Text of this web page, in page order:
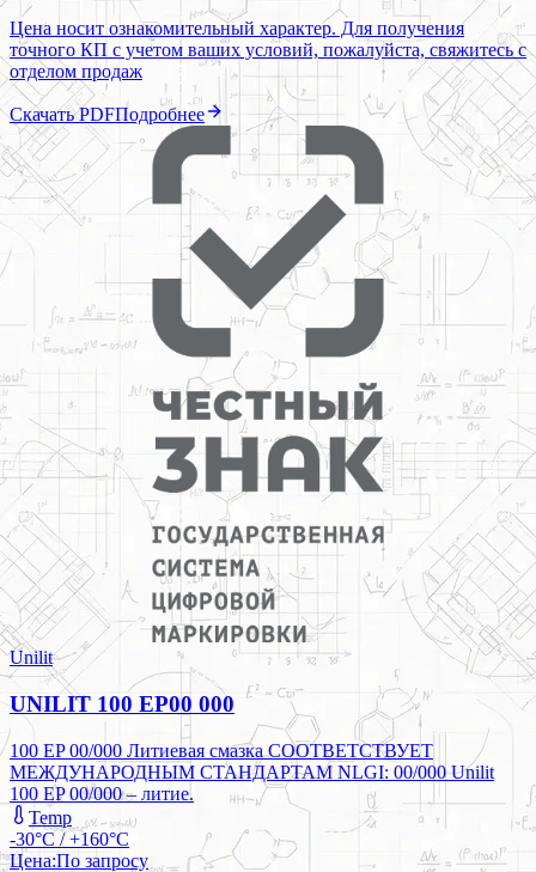
Цена носит ознакомительный характер. Для получения
точного КП с учетом ваших условий, пожалуйста, свяжитесь с
отделом продаж
Скачать PDFПодробнее
Unilit
UNILIT 100 EP00 000
100 EP 00/000 Литиевая смазка СООТВЕТСТВУЕТ
МЕЖДУНАРОДНЫМ СТАНДАРТАМ NLGI: 00/000 Unilit
100 EP 00/000 – литие.
Temp
-30°C / +160°C
Цена:По запросу